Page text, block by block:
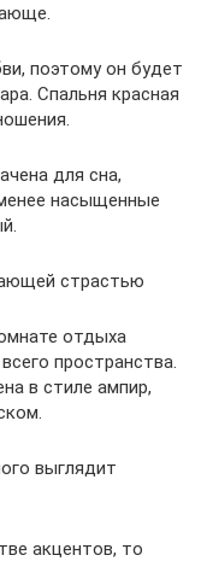
поэтому он будет
Спальня красная
для сна,
насыщенные
страстью
отдыха
пространства.
в стиле ампир,
выглядит
акцентов, то